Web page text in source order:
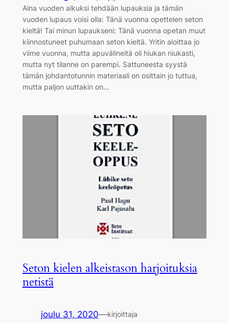
Aina vuoden alkuksi tehdään lupauksia ja tämän
vuoden lupaus voisi olla: Tänä vuonna opettelen seton
kieltä! Tai minun lupaukseni: Tänä vuonna opetan muut
kiinnostuneet puhumaan seton kieltä. Yritin aloittaa jo
viime vuonna, mutta apuvälineitä oli hiukan niukasti,
mutta nyt tilanne on parempi. Sattuneesta syystä
tämän johdantotunnin materiaali on osittain jo tuttua,
mutta paljon uuttakin on…
Seton kielen alkeistason harjoituksia
netistä
joulu 31, 2020—kirjoittaja